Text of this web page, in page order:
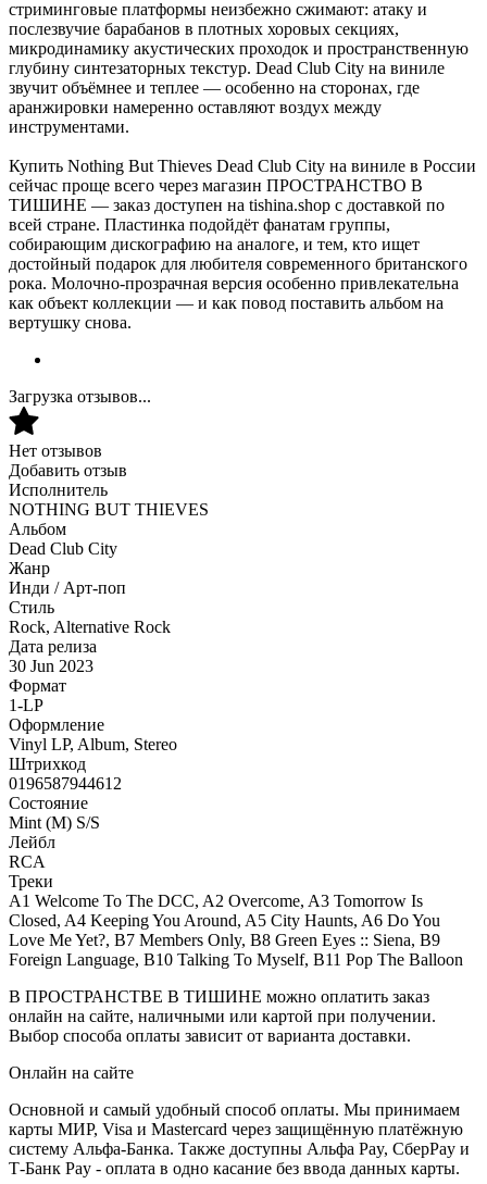
стриминговые платформы неизбежно сжимают: атаку и
послезвучие барабанов в плотных хоровых секциях,
микродинамику акустических проходок и пространственную
глубину синтезаторных текстур. Dead Club City на виниле
звучит объёмнее и теплее — особенно на сторонах, где
аранжировки намеренно оставляют воздух между
инструментами.
Купить Nothing But Thieves Dead Club City на виниле в России
сейчас проще всего через магазин ПРОСТРАНСТВО В
ТИШИНЕ — заказ доступен на tishina.shop с доставкой по
всей стране. Пластинка подойдёт фанатам группы,
собирающим дискографию на аналоге, и тем, кто ищет
достойный подарок для любителя современного британского
рока. Молочно-прозрачная версия особенно привлекательна
как объект коллекции — и как повод поставить альбом на
вертушку снова.
Загрузка отзывов...
Нет отзывов
Добавить отзыв
Исполнитель
NOTHING BUT THIEVES
Альбом
Dead Club City
Жанр
Инди / Арт-поп
Стиль
Rock, Alternative Rock
Дата релиза
30 Jun 2023
Формат
1-LP
Оформление
Vinyl LP, Album, Stereo
Штрихкод
0196587944612
Состояние
Mint (M) S/S
Лейбл
RCA
Треки
A1 Welcome To The DCC, A2 Overcome, A3 Tomorrow Is
Closed, A4 Keeping You Around, A5 City Haunts, A6 Do You
Love Me Yet?, B7 Members Only, B8 Green Eyes :: Siena, B9
Foreign Language, B10 Talking To Myself, B11 Pop The Balloon
В ПРОСТРАНСТВЕ В ТИШИНЕ можно оплатить заказ
онлайн на сайте, наличными или картой при получении.
Выбор способа оплаты зависит от варианта доставки.
Онлайн на сайте
Основной и самый удобный способ оплаты. Мы принимаем
карты МИР, Visa и Mastercard через защищённую платёжную
систему Альфа-Банка. Также доступны Альфа Pay, СберPay и
Т-Банк Pay - оплата в одно касание без ввода данных карты.